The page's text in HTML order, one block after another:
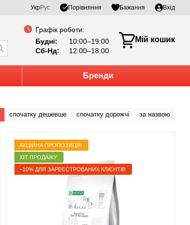
УкрРус Порівняння Бажання Вхід
Графік роботи:
Будні:
10:00–19:00
Сб-Нд:
12:00–18:00
Мій кошик
Бренди
спочатку дешевше спочатку дорожчі за назвою
АКЦІЙНА ПРОПОЗИЦІЯ
ХІТ ПРОДАЖУ
−10% ДЛЯ ЗАРЕЄСТРОВАНИХ КЛІЄНТІВ